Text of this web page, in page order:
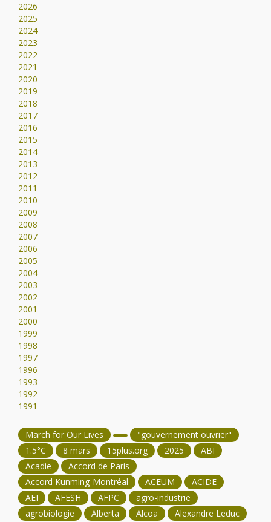
2026
2025
2024
2023
2022
2021
2020
2019
2018
2017
2016
2015
2014
2013
2012
2011
2010
2009
2008
2007
2006
2005
2004
2003
2002
2001
2000
1999
1998
1997
1996
1993
1992
1991
March for Our Lives
"gouvernement ouvrier"
1.5°C
8 mars 15plus.org 2025
ABI
Acadie
Accord de Paris
Accord Kunming-Montréal
ACEUM
ACIDE
AEI
AFESH AFPC
agro-industrie
agrobiologie
Alberta Alcoa Alexandre Leduc